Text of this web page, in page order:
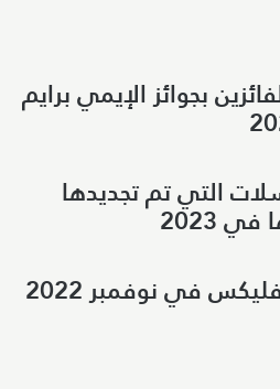
بجوائز الإيمي برايم
التي تم تجديدها
2023
في نوفمبر 2022